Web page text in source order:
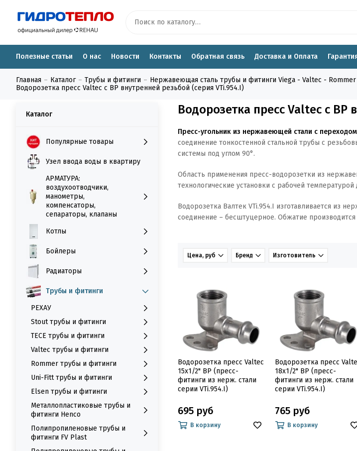
Полезные статьи О нас Новости Контакты Обратная связь Доставка и Оплата
Главная Каталог Трубы и фитинги Нержавеющая сталь трубы и фитинги Viega - Valtec -
Водорозетка пресс Valtec с ВР внутренней резьбой (серия VTi.954.I)
Каталог
Популярные товары
Узел ввода воды в квартиру
АРМАТУРА:
воздухоотводчики,
манометры,
компенсаторы,
сепараторы, клапаны
Котлы
Бойлеры
Радиаторы
Трубы и фитинги
РЕХАУ
Stout трубы и фитинги
TECE трубы и фитинги
Valtec трубы и фитинги
Rommer трубы и фитинги
Uni-Fitt трубы и фитинги
Elsen трубы и фитинги
Металлопластиковые трубы и
фитинги Henco
Полипропиленовые трубы и
фитинги FV Plast
Водорозетка пресс Valtec с ВР
Пресс-угольник из нержавеющей стали с
соединение тонкостенной стальной трубы с
системы под углом 90°.
Область применения пресс-водорозетки из
технологические установки с рабочей
Водорозетка Валтек VTi.954.I изготавливается из
соединение – бесштуцерное. Обжатие
Цена, руб Бренд Изготовитель
Водорозетка пресс Valtec
15х1/2" ВР (пресс-
фитинги из нерж. стали
серии VTi.954.I)
695 руб
В корзину
Водорозетка пресс
18х1/2" ВР (пресс-
фитинги из нерж. стали
серии VTi.954.I)
765 руб
В корзину